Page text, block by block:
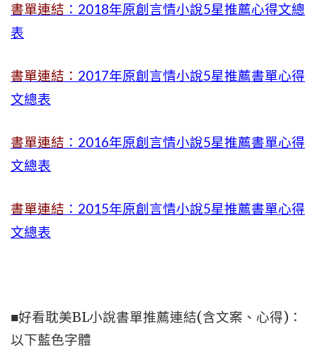
書單連結 ：2018年原創言情小說5星推薦心得文總
表
書單連結： 2017年原創言情小說5星推薦書單心得
文總表
書單連結 ：2016年原創言情小說5星推薦書單心得
文總表
書單連結 ：2015年原創言情小說5星推薦書單心得
文總表
■好看耽美BL小說書單推薦連結(含文案、心得)：
以下藍色字體